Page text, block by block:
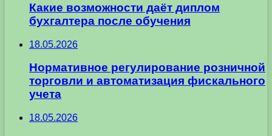
Какие возможности даёт диплом
бухгалтера после обучения
18.05.2026
Нормативное регулирование розничной
торговли и автоматизация фискального
учета
18.05.2026